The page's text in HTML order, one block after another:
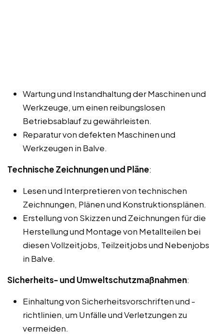
Wartung und Instandhaltung der Maschinen und
Werkzeuge, um einen reibungslosen
Betriebsablauf zu gewährleisten.
Reparatur von defekten Maschinen und
Werkzeugen in Balve.
Technische Zeichnungen und Pläne:
Lesen und Interpretieren von technischen
Zeichnungen, Plänen und Konstruktionsplänen.
Erstellung von Skizzen und Zeichnungen für die
Herstellung und Montage von Metallteilen bei
diesen Vollzeitjobs, Teilzeitjobs und Nebenjobs
in Balve.
Sicherheits- und Umweltschutzmaßnahmen:
Einhaltung von Sicherheitsvorschriften und -
richtlinien, um Unfälle und Verletzungen zu
vermeiden.